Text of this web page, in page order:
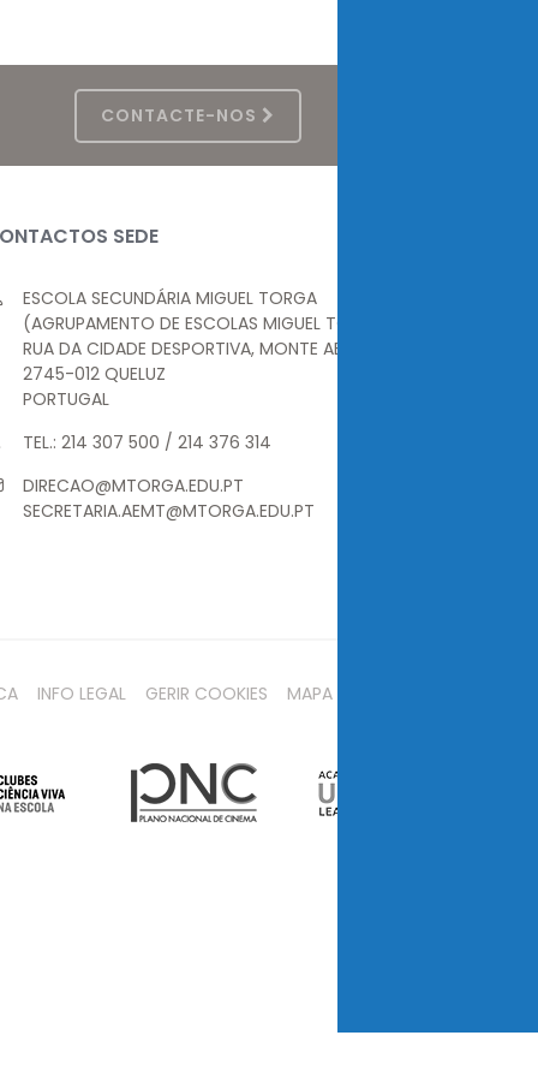
CONTACTE-NOS
SEDE
ESCOLA SECUNDÁRIA MIGUEL TORGA
(AGRUPAMENTO DE ESCOLAS MIGUEL TORGA)
RUA DA CIDADE DESPORTIVA, MONTE ABRAÃO
2745-012 QUELUZ
PORTUGAL
TEL.: 214 307 500 / 214 376 314
DIRECAO@MTORGA.EDU.PT
SECRETARIA.AEMT@MTORGA.EDU.PT
INFO LEGAL GERIR COOKIES MAPA DO SITE